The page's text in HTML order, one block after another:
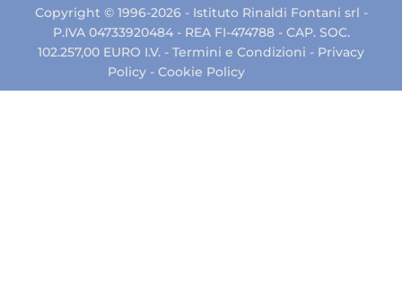
Copyright © 1996-2026 - Istituto Rinaldi Fontani srl -
P.IVA 04733920484 - REA FI-474788 - CAP. SOC.
102.257,00 EURO I.V. - Termini e Condizioni - Privacy
Policy- Cookie Policy